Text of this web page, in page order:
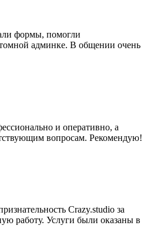
формы, помогли
админке. В общении очень
и оперативно, а
вопросам. Рекомендую!
Crazy.studio за
работу. Услуги были оказаны в